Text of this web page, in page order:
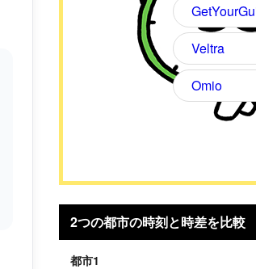
Veltra
Omio
2つの都市の時刻と時差を比較
都市1